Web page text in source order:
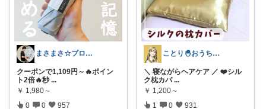
まさまさ☆プロフも見てね✨
クーポンで1,109円～🔥ポイン
ト2倍🔥秒 ...
￥ 1,980～
0 0 957
ことり🐣おうち時間快適＆UV対策
＼ 寝ながらヘアケア ／ ❤️シル
ク枕カバ ...
￥ 1,200～
1 0 931